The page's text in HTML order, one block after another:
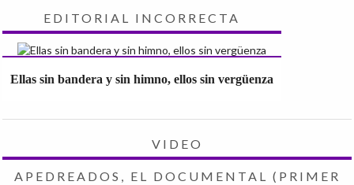
EDITORIAL INCORRECTA
Ellas sin bandera y sin himno, ellos sin vergüenza
VIDEO
APEDREADOS, EL DOCUMENTAL (PRIMER